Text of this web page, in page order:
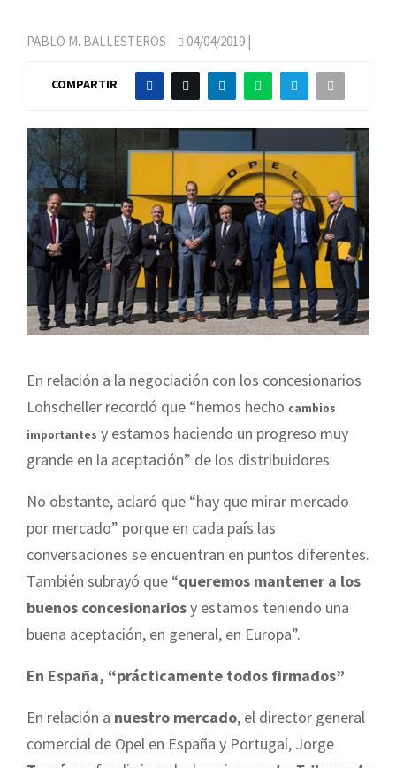
PABLO M. BALLESTEROS 04/04/2019 |
COMPARTIR
En relación a la negociación con los concesionarios
Lohscheller recordó que “hemos hecho cambios
importantes y estamos haciendo un progreso muy
grande en la aceptación” de los distribuidores.
No obstante, aclaró que “hay que mirar mercado
por mercado” porque en cada país las
conversaciones se encuentran en puntos diferentes.
También subrayó que “queremos mantener a los
buenos concesionariosy estamos teniendo una
buena aceptación, en general, en Europa”.
En España, “prácticamente todos firmados”
En relación a nuestro mercado, el director general
comercial de Opel en España y Portugal, Jorge